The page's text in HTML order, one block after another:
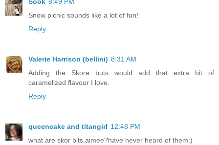
Sook 8:49 PM
Snow picnic sounds like a lot of fun!
Reply
Valerie Harrison (bellini) 8:31 AM
Adding the Skore buts would add that extra bit of
caramelized flavour I love.
Reply
queencake and titangirl 12:48 PM
what are skor bits,aimee?have never heard of them:)